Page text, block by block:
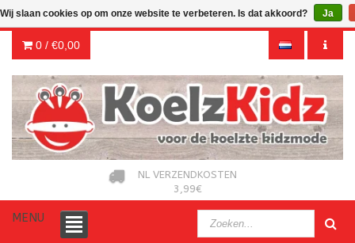
0 / €0,00
NL VERZENDKOSTEN
3,99€
MENU
Wij slaan cookies op om onze website te verbeteren. Is dat akkoord? Ja